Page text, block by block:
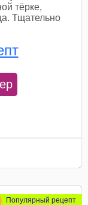
тёрке,
Тщательно
Популярный рецепт